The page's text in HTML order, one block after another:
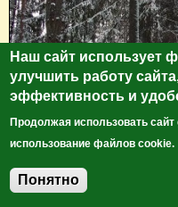
Наш сайт использует
улучшить работу
эффективность и
Продолжая использовать
использование файлов cookie.
Понятно